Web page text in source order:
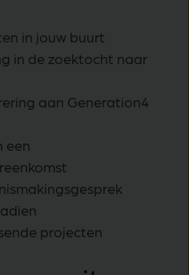
in jouw buurt
in de zoektocht naar
aan Generation4
een
projecten